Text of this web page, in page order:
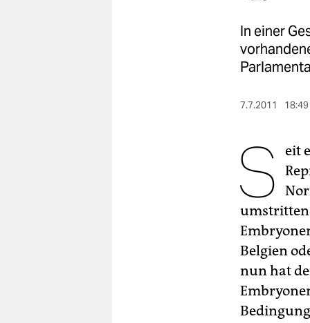
In einer
7.7.2011
S
eit
Belgien
nun hat